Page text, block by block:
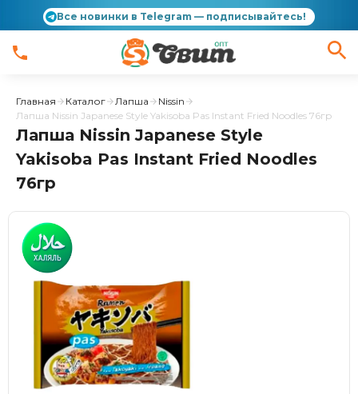
Все новинки в Telegram — подписывайтесь!
Главная Каталог Лапша
Nissin
Лапша Nissin Japanese Style Yakisoba Pas Instant Fried Noodles 76гр
Лапша Nissin Japanese Style
Yakisoba Pas Instant Fried Noodles
76гр